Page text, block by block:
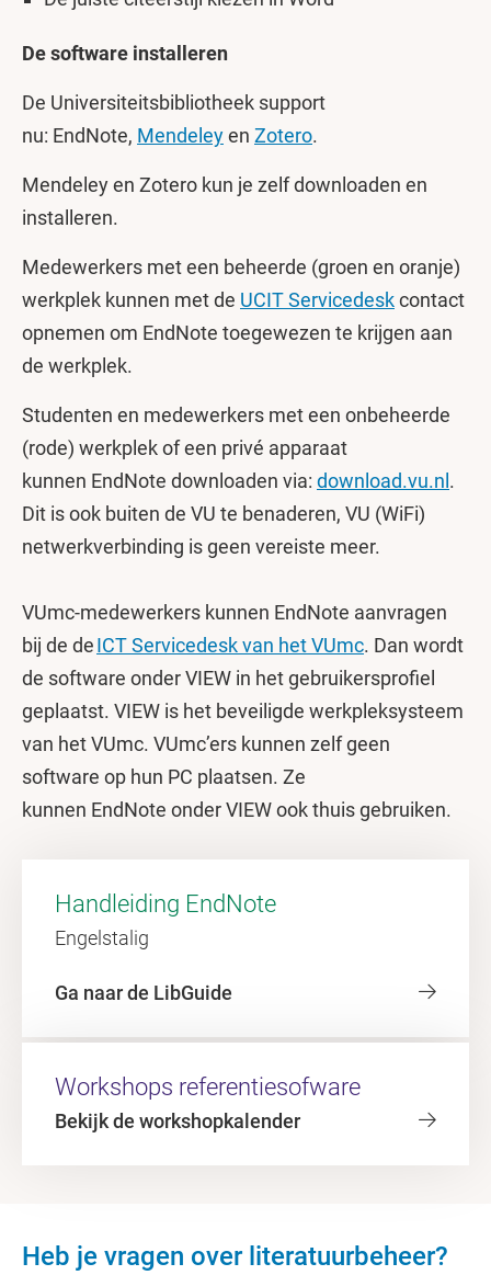
De software installeren
De Universiteitsbibliotheek support
nu: EndNote, Mendeleyen Zotero.
Mendeley en Zotero kun je zelf downloaden en
installeren.
Medewerkers met een beheerde (groen en oranje)
werkplek kunnen met de UCIT Servicedeskcontact
opnemen om EndNote toegewezen te krijgen aan
de werkplek.
Studenten en medewerkers met een onbeheerde
(rode) werkplek of een privé apparaat
kunnen EndNote downloaden via: download.vu.nl .
Dit is ook buiten de VU te benaderen, VU (WiFi)
netwerkverbinding is geen vereiste meer.
VUmc-medewerkers kunnen EndNote aanvragen
bij de deICT Servicedesk van het VUmc. Dan wordt
de software onder VIEW in het gebruikersprofiel
geplaatst. VIEW is het beveiligde werkpleksysteem
van het VUmc. VUmc’ers kunnen zelf geen
software op hun PC plaatsen. Ze
kunnen EndNote onder VIEW ook thuis gebruiken.
Handleiding EndNote
Engelstalig
Ga naar de LibGuide
Workshops referentiesofware
Bekijk de workshopkalender
Heb je vragen over literatuurbeheer?